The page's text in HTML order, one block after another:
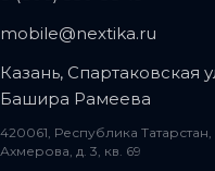
mobile@nextika.ru
Казань, Спартаковская
Башира Рамеева
420061, Республика Татарстан,
Ахмерова, д. 3, кв. 69